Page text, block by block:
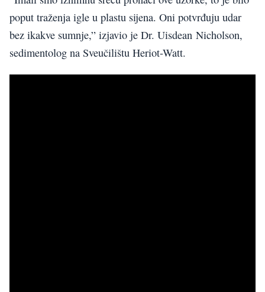
poput traženja igle u plastu sijena. Oni potvrđuju udar
bez ikakve sumnje,” izjavio je Dr. Uisdean Nicholson,
sedimentolog na Sveučilištu Heriot-Watt.